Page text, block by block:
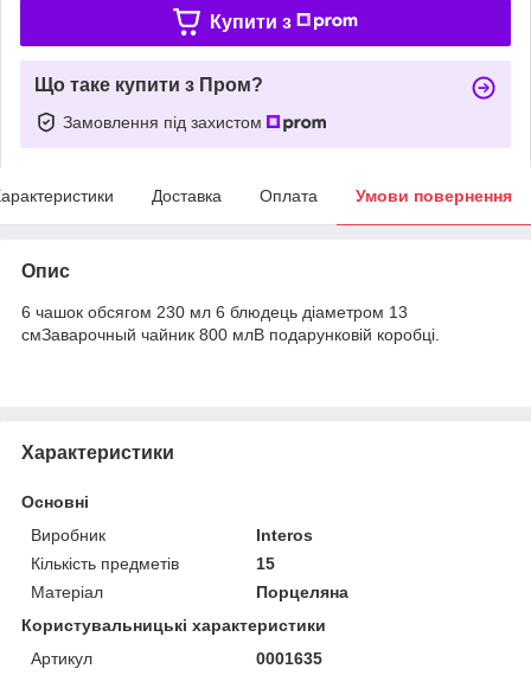
Купити з
Що таке купити з Пром?
Замовлення під захистом
Доставка Оплата Умови повернення
Опис
6 чашок обсягом 230 мл 6 блюдець діаметром 13
смЗаварочный чайник 800 млВ подарунковій коробці.
Характеристики
Основні
Виробник
Interos
Кількість предметів
15
Матеріал
Порцеляна
Користувальницькі характеристики
Артикул
0001635